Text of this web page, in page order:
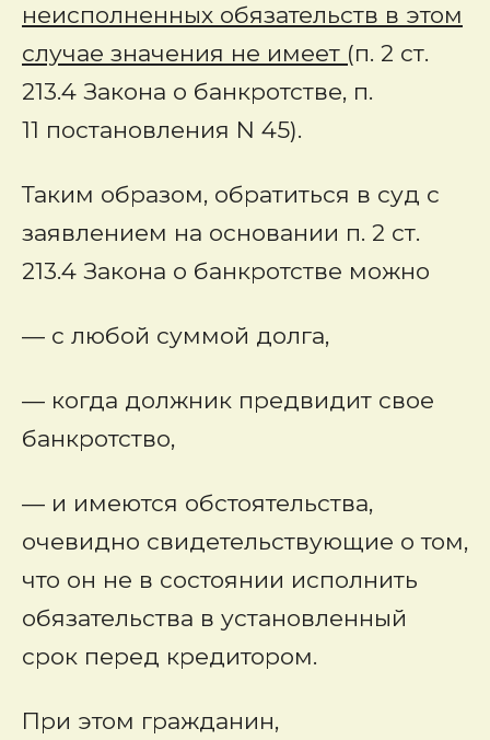
неисполненных обязательств в этом
случае значения не имеет (п. 2 ст.
213.4 Закона о банкротстве, п.
11 постановления N 45).
Таким образом, обратиться в суд с
заявлением на основании п. 2 ст.
213.4 Закона о банкротстве можно
— с любой суммой долга,
— когда должник предвидит свое
банкротство,
— и имеются обстоятельства,
очевидно свидетельствующие о том,
что он не в состоянии исполнить
обязательства в установленный
срок перед кредитором.
При этом гражданин,